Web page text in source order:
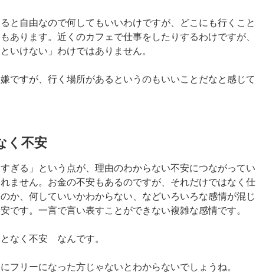
と自由なので何してもいいわけですが、どこにも行くこと
あります。近くのカフェで仕事をしたりするわけですが、
といけない」わけではありません。
ですが、行く場所があるというのもいいことだなと感じて
く不安
ぎる」という点が、理由のわからない不安につながってい
ません。お金の不安もあるのですが、それだけではなく仕
か、何していいかわからない、などいろいろな感情が混じ
です。一言で言い表すことができない複雑な感情です。
なく不安 なんです。
フリーになった方じゃないとわからないでしょうね。